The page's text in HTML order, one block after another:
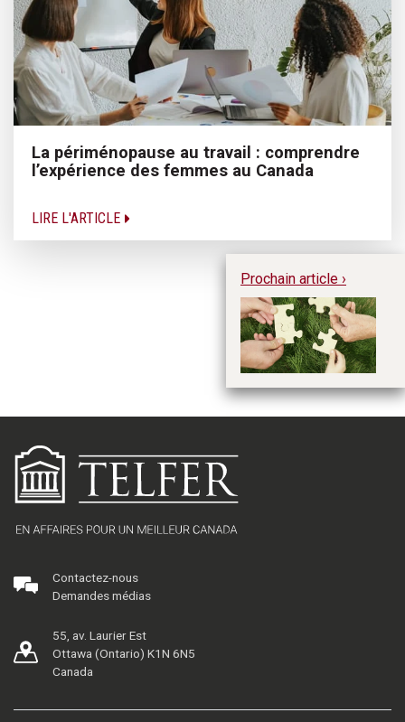
La périménopause au travail : comprendre
l’expérience des femmes au Canada
LIRE L'ARTICLE
Prochain article ›
Contactez-nous
Demandes médias
55, av. Laurier Est
Ottawa (Ontario) K1N 6N5
Canada